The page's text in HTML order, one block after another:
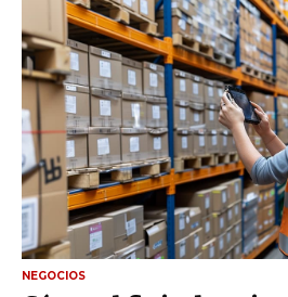
NEGOCIOS